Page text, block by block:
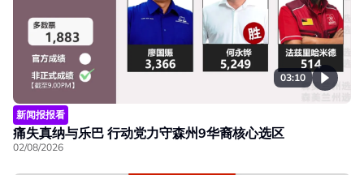
03:10
新闻报报看
痛失真纳与乐巴 行动党力守森州9华裔核心选区
02/08/2026